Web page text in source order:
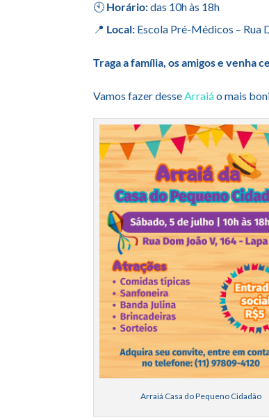
🕙 Horário:das 10h às 18h
📍 Local: Escola Pré-Médicos – Rua
Traga a família, os amigos e venha
Vamos fazer desseArraiáo mais
Arraiá Casa do Pequeno Cidadão